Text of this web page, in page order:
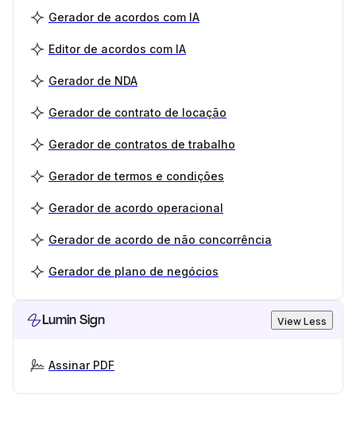
Gerador de acordos com IA
Editor de acordos com IA
Gerador de NDA
Gerador de contrato de locação
Gerador de contratos de trabalho
Gerador de termos e condições
Gerador de acordo operacional
Gerador de acordo de não concorrência
Gerador de plano de negócios
Lumin Sign View Less
Assinar PDF